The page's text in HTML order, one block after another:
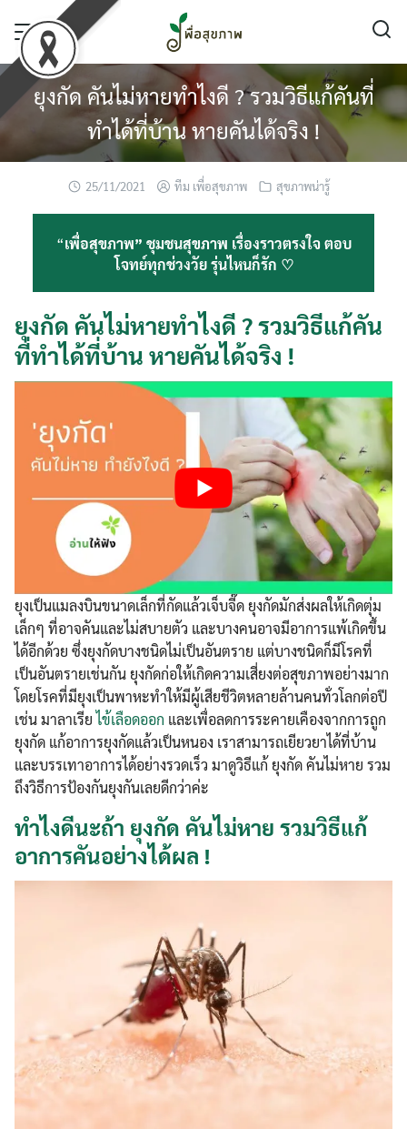
content
ยุงกัด คันไม่หายทำไงดี ? รวมวิธีแก้คันที่
ทำได้ที่บ้าน หายคันได้จริง !
25/11/2021 ทีม เพื่อสุขภาพ สุขภาพน่ารู้
“เพื่อสุขภาพ” ชุมชนสุขภาพ เรื่องราวตรงใจ ตอบ
โจทย์ทุกช่วงวัย รุ่นไหนก็รัก ♡
ยุงกัด คันไม่หายทำไงดี ? รวมวิธีแก้คัน
ที่ทำได้ที่บ้าน หายคันได้จริง !
ยุงเป็นแมลงบินขนาดเล็กที่กัดแล้วเจ็บจี๊ด ยุงกัดมักส่งผลให้เกิดตุ่ม
เล็กๆ ที่อาจคันและไม่สบายตัว และบางคนอาจมีอาการแพ้เกิดขึ้น
ได้อีกด้วย ซึ่งยุงกัดบางชนิดไม่เป็นอันตราย แต่บางชนิดก็มีโรคที่
เป็นอันตรายเช่นกัน ยุงกัดก่อให้เกิดความเสี่ยงต่อสุขภาพอย่างมาก
โดยโรคที่มียุงเป็นพาหะทำให้มีผู้เสียชีวิตหลายล้านคนทั่วโลกต่อปี
เช่น มาลาเรียไข้เลือดออก และเพื่อลดการระคายเคืองจากการถูก
ยุงกัด แก้อาการยุงกัดแล้วเป็นหนอง เราสามารถเยียวยาได้ที่บ้าน
และบรรเทาอาการได้อย่างรวดเร็ว มาดูวิธีแก้ ยุงกัด คันไม่หาย รวม
ถึงวิธีการป้องกันยุงกันเลยดีกว่าค่ะ
ทำไงดีนะถ้า ยุงกัด คันไม่หาย รวมวิธีแก้
อาการคันอย่างได้ผล !